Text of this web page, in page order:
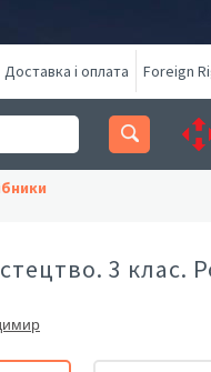
Доставка і оплата Foreign
3 клас.